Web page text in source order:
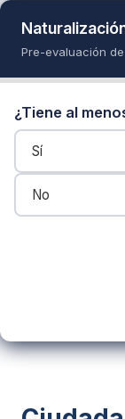
Pre-evaluación
¿Tiene al
Sí
No